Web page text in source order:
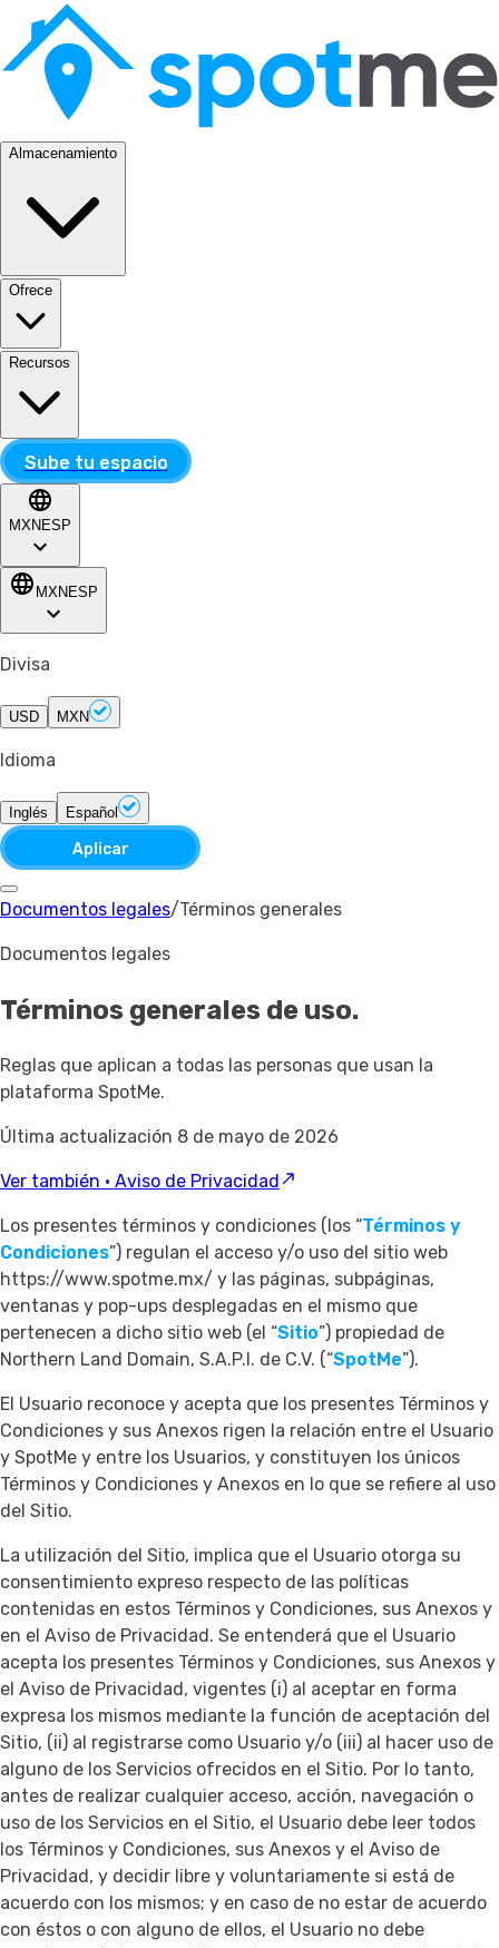
Almacenamiento
Ofrece
Recursos
Sube tu espacio
MXN ESP
MXN ESP
Divisa
USD MXN
Idioma
Inglés Español
Aplicar
Documentos legales/Términos generales
Documentos legales
Términos generales de uso.
Reglas que aplican a todas las personas que usan la
plataforma SpotMe.
Última actualización 8 de mayo de 2026
Ver también · Aviso de Privacidad
Los presentes términos y condiciones (los “Términos y
Condiciones”) regulan el acceso y/o uso del sitio web
https://www.spotme.mx/ y las páginas, subpáginas,
ventanas y pop-ups desplegadas en el mismo que
pertenecen a dicho sitio web (el “Sitio”) propiedad de
Northern Land Domain, S.A.P.I. de C.V. (“SpotMe”).
El Usuario reconoce y acepta que los presentes Términos y
Condiciones y sus Anexos rigen la relación entre el Usuario
y SpotMe y entre los Usuarios, y constituyen los únicos
Términos y Condiciones y Anexos en lo que se refiere al uso
del Sitio.
La utilización del Sitio, implica que el Usuario otorga su
consentimiento expreso respecto de las políticas
contenidas en estos Términos y Condiciones, sus Anexos y
en el Aviso de Privacidad. Se entenderá que el Usuario
acepta los presentes Términos y Condiciones, sus Anexos y
el Aviso de Privacidad, vigentes (i) al aceptar en forma
expresa los mismos mediante la función de aceptación del
Sitio, (ii) al registrarse como Usuario y/o (iii) al hacer uso de
alguno de los Servicios ofrecidos en el Sitio. Por lo tanto,
antes de realizar cualquier acceso, acción, navegación o
uso de los Servicios en el Sitio, el Usuario debe leer todos
los Términos y Condiciones, sus Anexos y el Aviso de
Privacidad, y decidir libre y voluntariamente si está de
acuerdo con los mismos; y en caso de no estar de acuerdo
con éstos o con alguno de ellos, el Usuario no debe